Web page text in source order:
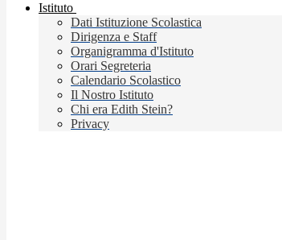
Istituto
Dati Istituzione Scolastica
Dirigenza e Staff
Organigramma d'Istituto
Orari Segreteria
Calendario Scolastico
Il Nostro Istituto
Chi era Edith Stein?
Privacy